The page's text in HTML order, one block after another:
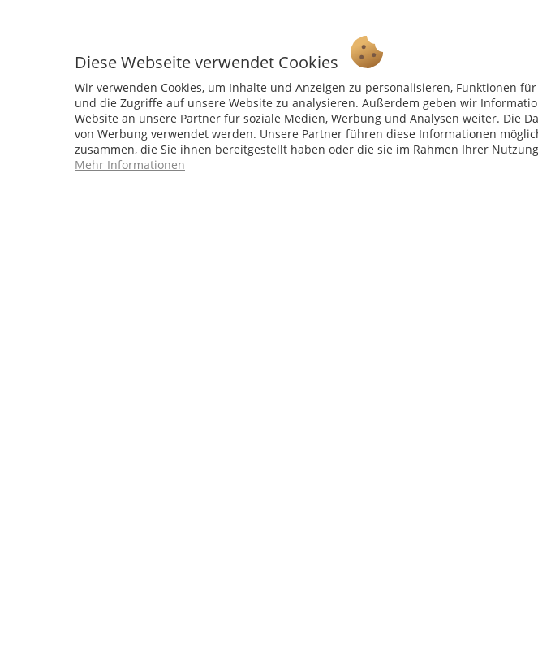
Ab 75 €
Service Hotline Shop Service
Diese Webseite verwendet Cookies
Wir verwenden Cookies, um Inhalte und Anzeigen zu personalisieren, Funktionen
und die Zugriffe auf unsere Website zu analysieren. Außerdem geben wir
Website an unsere Partner für soziale Medien, Werbung und Analysen weiter. Die
von Werbung verwendet werden. Unsere Partner führen diese Informationen
zusammen, die Sie ihnen bereitgestellt haben oder die sie im Rahmen Ihrer
Mehr Informationen